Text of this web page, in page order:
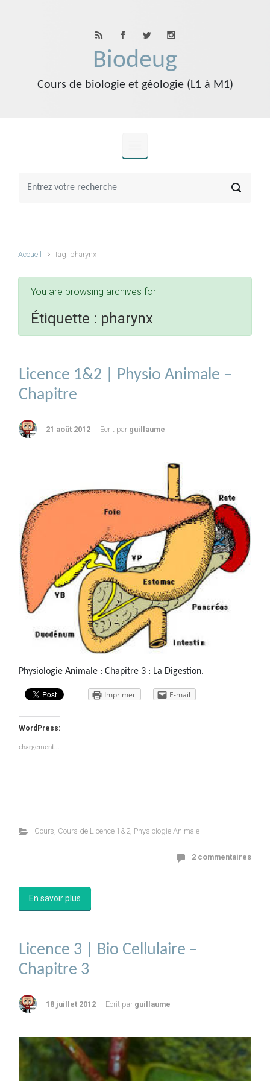
Biodeug
Cours de biologie et géologie (L1 à M1)
Accueil Tag: pharynx
You are browsing archives for
Étiquette : pharynx
Licence 1&2 | Physio Animale –
Chapitre
21 août 2012 Ecrit par guillaume
Physiologie Animale : Chapitre 3 : La Digestion.
Imprimer E-mail
WordPress:
chargement…
Cours, Cours de Licence 1&2, Physiologie Animale
2 commentaires
En savoir plus
Licence 3 | Bio Cellulaire –
Chapitre 3
18 juillet 2012 Ecrit par guillaume